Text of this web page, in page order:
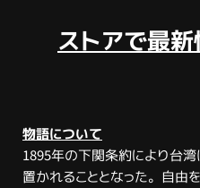
ストアで最新
物語について
1895年の下関条約により台
置かれることとなった。自由